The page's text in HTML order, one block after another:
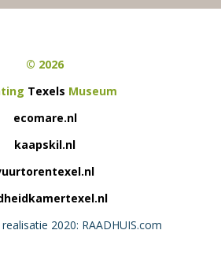
© 2026
Texels Museum
ecomare.nl
kaapskil.nl
2020: RAADHUIS.com